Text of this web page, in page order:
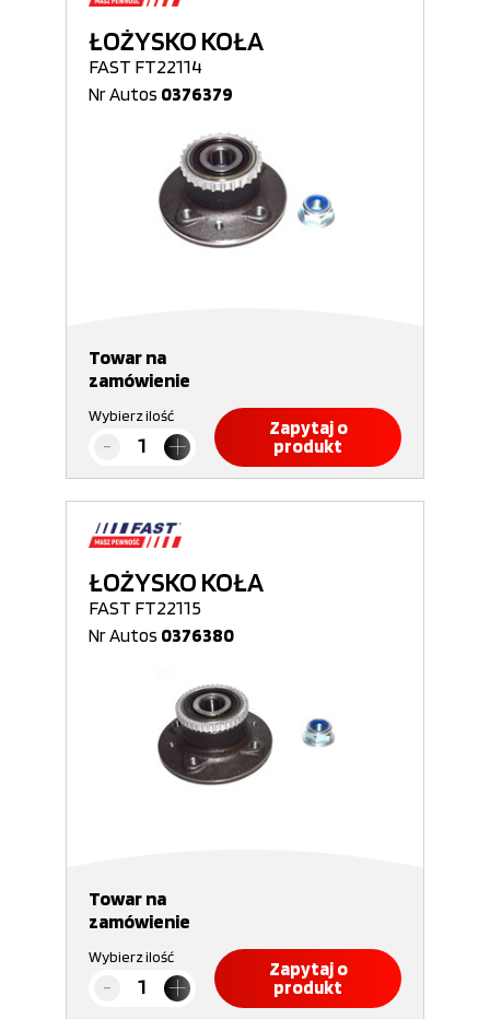
ŁOŻYSKO KOŁA
FAST FT22114
Nr Autos 0376379
Towar na
zamówienie
Wybierz ilość
Zapytaj o
produkt
ŁOŻYSKO KOŁA
FAST FT22115
Nr Autos 0376380
Towar na
zamówienie
Wybierz ilość
Zapytaj o
produkt